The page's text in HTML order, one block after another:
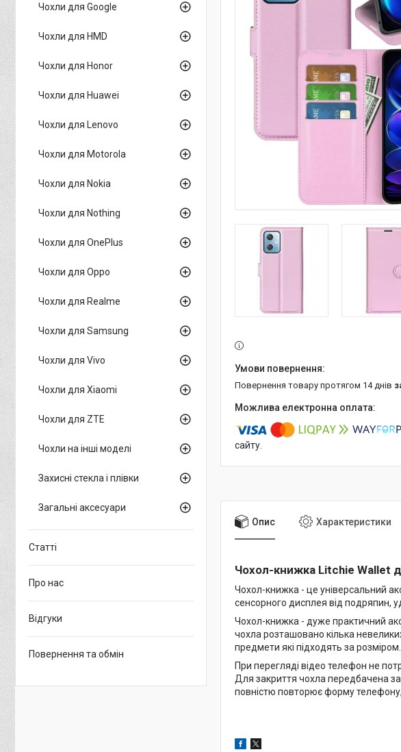
повернення товару протягом 14 днів
сайту.
Опис Характеристики
Чохол-книжка Litchie Wallet
Чохол-книжка - це універсальний
сенсорного дисплея від подряпин,
Чохол-книжка - дуже практичний
чохла розташовано кілька
предмети які підходять за розміром.
При перегляді відео телефон не
Для закриття чохла передбачена
повністю повторює форму
Чохли для Google
Чохли для HMD
Чохли для Honor
Чохли для Huawei
Чохли для Lenovo
Чохли для Motorola
Чохли для Nokia
Чохли для Nothing
Чохли для OnePlus
Чохли для Oppo
Чохли для Realme
Чохли для Samsung
Чохли для Vivo
Чохли для Xiaomi
Чохли для ZTE
Чохли на інші моделі
Захисні стекла і плівки
Загальні аксесуари
Статті
Про нас
Відгуки
Повернення та обмін